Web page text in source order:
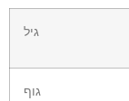
גיל
גוף